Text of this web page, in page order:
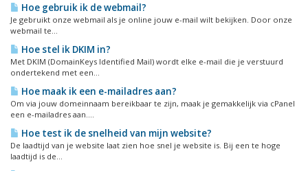
Hoe gebruik ik de webmail?
Je gebruikt onze webmail als je online jouw e-mail wilt bekijken. Door onze
webmail te...
Hoe stel ik DKIM in?
Met DKIM (DomainKeys Identified Mail) wordt elke e-mail die je verstuurd
ondertekend met een...
Hoe maak ik een e-mailadres aan?
Om via jouw domeinnaam bereikbaar te zijn, maak je gemakkelijk via cPanel
een e-mailadres aan....
Hoe test ik de snelheid van mijn website?
De laadtijd van je website laat zien hoe snel je website is. Bij een te hoge
laadtijd is de...